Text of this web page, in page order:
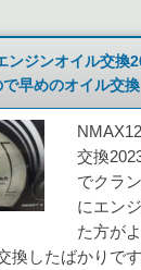
ンジンオイル交
早めのオイル交換
交換
でクラ
にエン
た方が
換したばかりで